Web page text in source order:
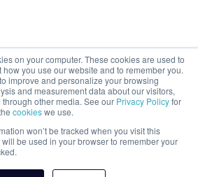
on your computer. These cookies are used to
you use our website and to remember you.
improve and personalize your browsing
and measurement data about our visitors,
other media. See our Privacy Policyfor
cookieswe use.
won’t be tracked when you visit this
be used in your browser to remember your